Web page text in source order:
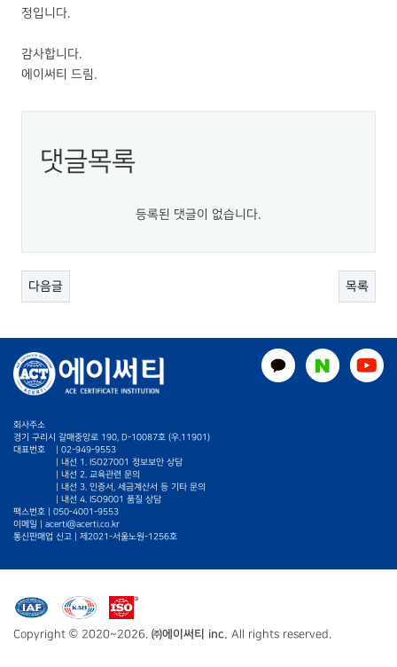
정입니다.
감사합니다.
에이써티 드림.
댓글목록
등록된 댓글이 없습니다.
다음글 목록
회사주소
경기 구리시 갈매중앙로 190, D-10087호 (우.11901)
대표번호
02-949-9553
| 내선 1. ISO27001 정보보안 상담
| 내선 2. 교육관련 문의
| 내선 3. 인증서, 세금계산서 등 기타 문의
| 내선 4. ISO9001 품질 상담
팩스번호 | 050-4001-9553
이메일 | acerti@acerti.co.kr
통신판매업 신고 | 제2021-서울노원-1256호
Copyright © 2020~2026. ㈜에이써티 inc. All rights reserved.